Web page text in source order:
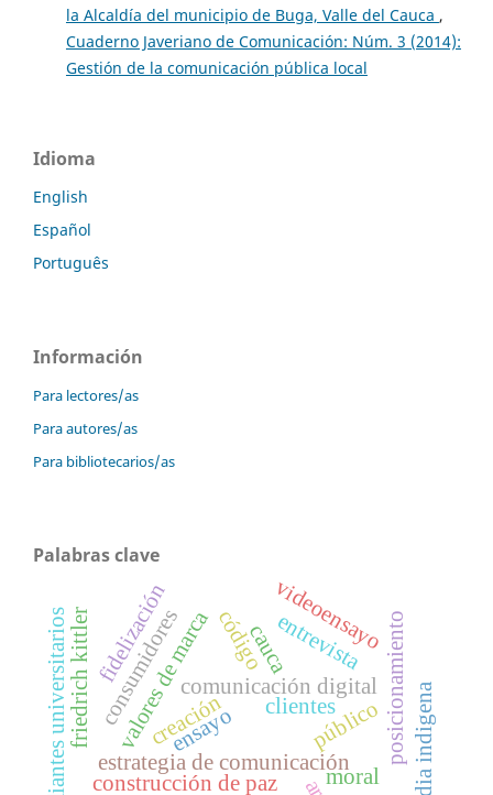
la Alcaldía del municipio de Buga, Valle del Cauca ,
Cuaderno Javeriano de Comunicación: Núm. 3 (2014):
Gestión de la comunicación pública local
Idioma
English
Español
Português
Información
Para lectores/as
Para autores/as
Para bibliotecarios/as
Palabras clave
comunicación digital
valores de marca
consumidores posicionamiento
fidelización
estrategia de comunicación
clientes
construcción de paz
entrevista
código
ensayo
friedrich kittler creación
videoensayo
guardia indigena
cauca
público
moral
estudiantes universitarios